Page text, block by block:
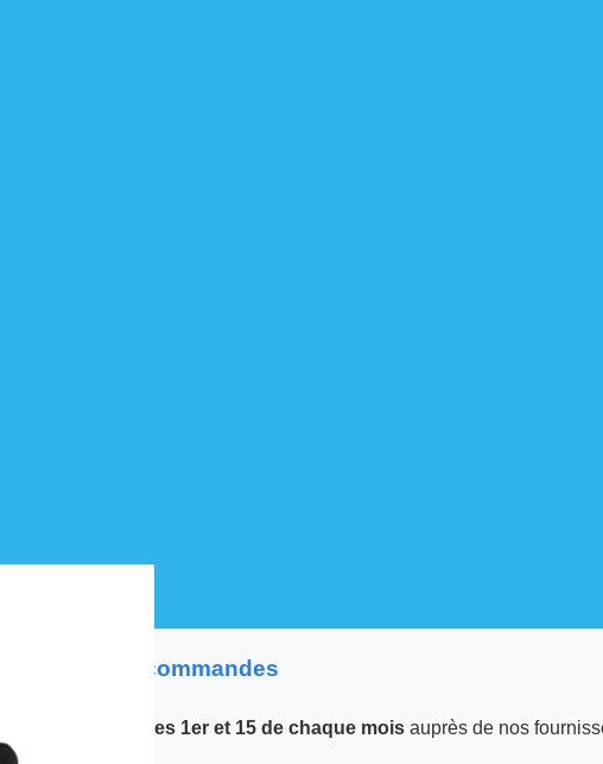
sur les commandes
sont passées les 1er et 15 de chaque moisauprès de nos